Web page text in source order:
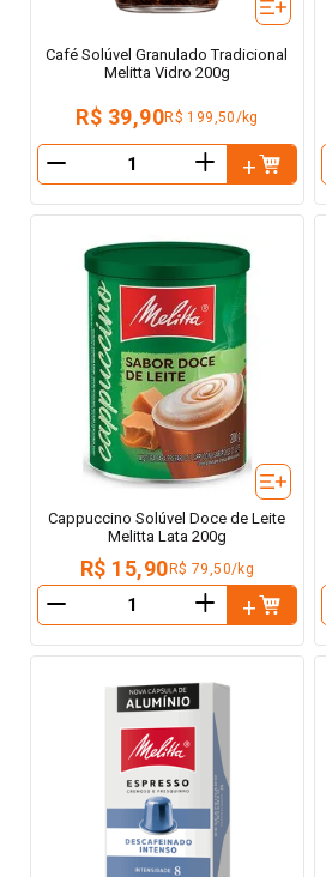
Café Solúvel Granulado Tradicional
Melitta Vidro 200g
R$ 39,90R$ 199,50/kg
＋
Cappuccino Solúvel Doce de Leite
Melitta Lata 200g
R$ 15,90R$ 79,50/kg
＋